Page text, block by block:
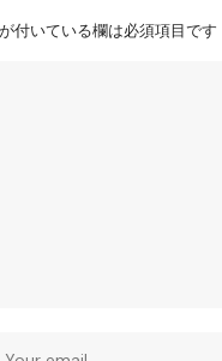
が付いている欄は必須項目です